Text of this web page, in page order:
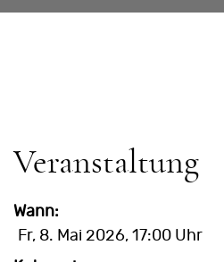
Veranstaltung
Wann:
Fr, 8. Mai 2026, 17:00 Uhr